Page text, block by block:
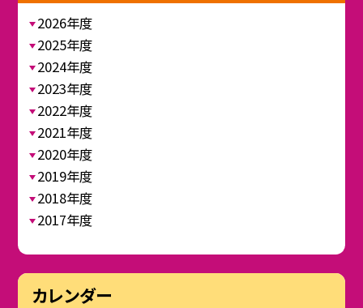
2026年度
2025年度
2024年度
2023年度
2022年度
2021年度
2020年度
2019年度
2018年度
2017年度
カレンダー